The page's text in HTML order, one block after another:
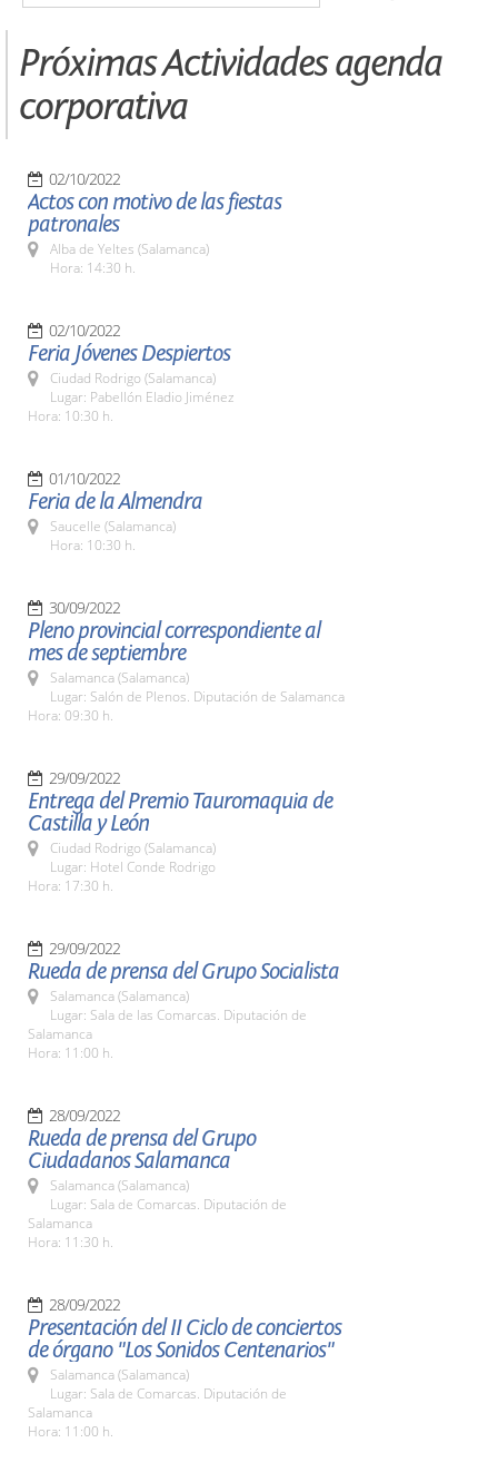
Próximas Actividades agenda
corporativa
02/10/2022
Actos con motivo de las fiestas
patronales
Alba de Yeltes (Salamanca)
Hora: 14:30 h.
02/10/2022
Feria Jóvenes Despiertos
Ciudad Rodrigo (Salamanca)
Lugar: Pabellón Eladio Jiménez
Hora: 10:30 h.
01/10/2022
Feria de la Almendra
Saucelle (Salamanca)
Hora: 10:30 h.
30/09/2022
Pleno provincial correspondiente al
mes de septiembre
Salamanca (Salamanca)
Lugar: Salón de Plenos. Diputación de Salamanca
Hora: 09:30 h.
29/09/2022
Entrega del Premio Tauromaquia de
Castilla y León
Ciudad Rodrigo (Salamanca)
Lugar: Hotel Conde Rodrigo
Hora: 17:30 h.
29/09/2022
Rueda de prensa del Grupo Socialista
Salamanca (Salamanca)
Lugar: Sala de las Comarcas. Diputación de
Salamanca
Hora: 11:00 h.
28/09/2022
Rueda de prensa del Grupo
Ciudadanos Salamanca
Salamanca (Salamanca)
Lugar: Sala de Comarcas. Diputación de
Salamanca
Hora: 11:30 h.
28/09/2022
Presentación del II Ciclo de conciertos
de órgano "Los Sonidos Centenarios"
Salamanca (Salamanca)
Lugar: Sala de Comarcas. Diputación de
Salamanca
Hora: 11:00 h.